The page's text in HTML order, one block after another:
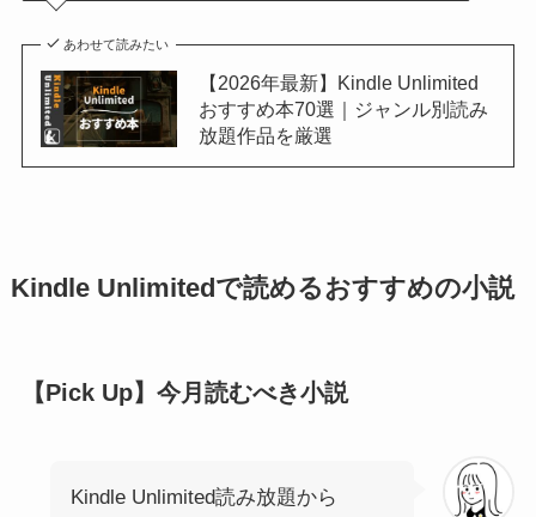
あわせて読みたい
【2026年最新】Kindle Unlimited
おすすめ本70選｜ジャンル別読み
放題作品を厳選
Kindle Unlimitedで読めるおすすめの小説
【Pick Up】今月読むべき小説
Kindle Unlimited読み放題から